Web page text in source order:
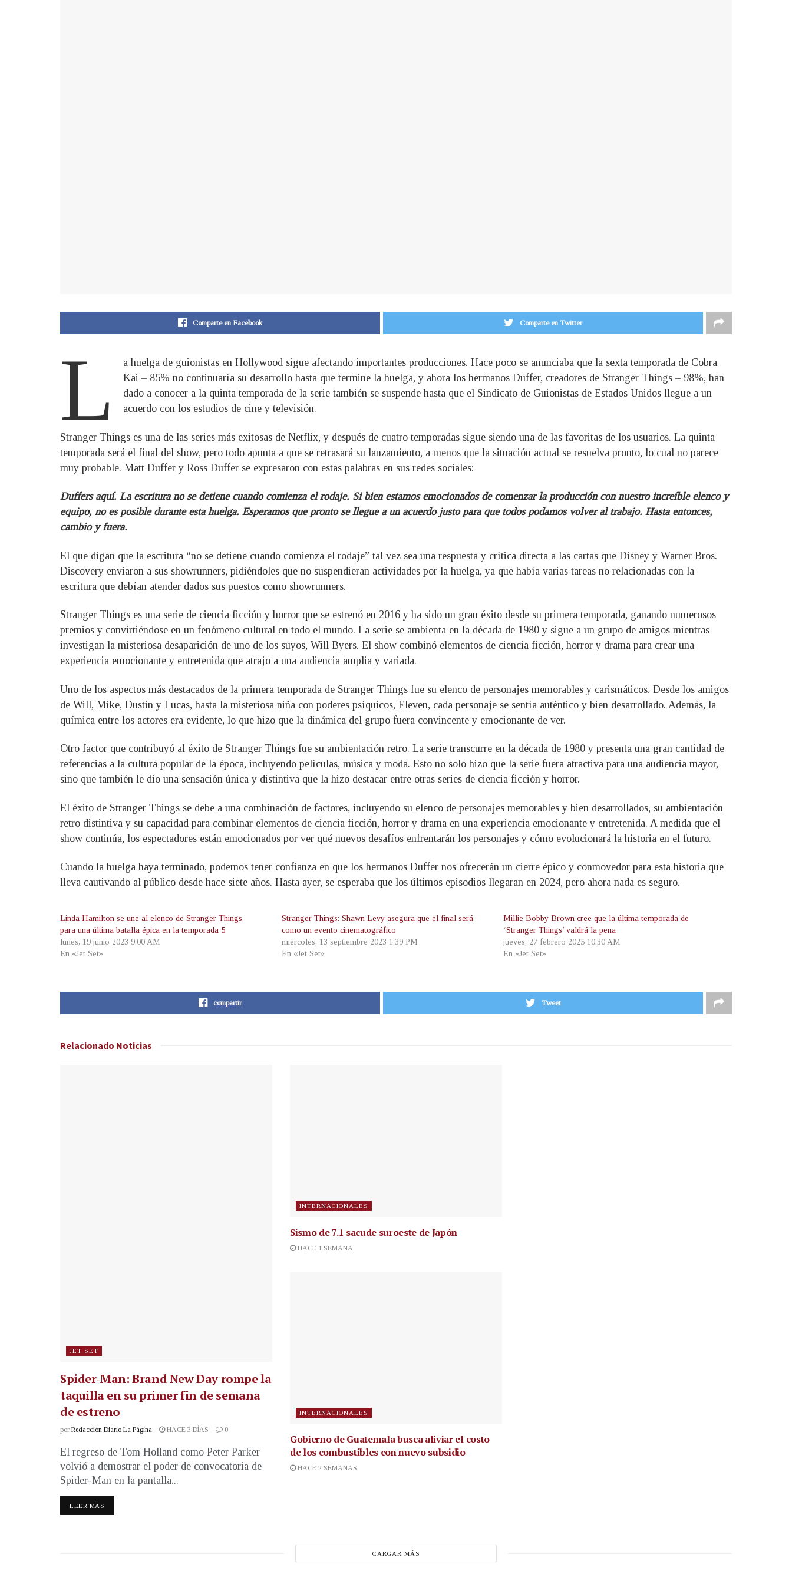
Comparte en Facebook Comparte en Twitter
L
a huelga de guionistas en Hollywood sigue afectando importantes producciones. Hace poco se anunciaba que la sexta temporada de Cobra
Kai – 85% no continuaría su desarrollo hasta que termine la huelga, y ahora los hermanos Duffer, creadores de Stranger Things – 98%, han
dado a conocer a la quinta temporada de la serie también se suspende hasta que el Sindicato de Guionistas de Estados Unidos llegue a un
acuerdo con los estudios de cine y televisión.
Stranger Things es una de las series más exitosas de Netflix, y después de cuatro temporadas sigue siendo una de las favoritas de los usuarios. La quinta
temporada será el final del show, pero todo apunta a que se retrasará su lanzamiento, a menos que la situación actual se resuelva pronto, lo cual no parece
muy probable. Matt Duffer y Ross Duffer se expresaron con estas palabras en sus redes sociales:
Duffers aquí. La escritura no se detiene cuando comienza el rodaje. Si bien estamos emocionados de comenzar la producción con nuestro increíble elenco y
equipo, no es posible durante esta huelga. Esperamos que pronto se llegue a un acuerdo justo para que todos podamos volver al trabajo. Hasta entonces,
cambio y fuera.
El que digan que la escritura “no se detiene cuando comienza el rodaje” tal vez sea una respuesta y crítica directa a las cartas que Disney y Warner Bros.
Discovery enviaron a sus showrunners, pidiéndoles que no suspendieran actividades por la huelga, ya que había varias tareas no relacionadas con la
escritura que debían atender dados sus puestos como showrunners.
Stranger Things es una serie de ciencia ficción y horror que se estrenó en 2016 y ha sido un gran éxito desde su primera temporada, ganando numerosos
premios y convirtiéndose en un fenómeno cultural en todo el mundo. La serie se ambienta en la década de 1980 y sigue a un grupo de amigos mientras
investigan la misteriosa desaparición de uno de los suyos, Will Byers. El show combinó elementos de ciencia ficción, horror y drama para crear una
experiencia emocionante y entretenida que atrajo a una audiencia amplia y variada.
Uno de los aspectos más destacados de la primera temporada de Stranger Things fue su elenco de personajes memorables y carismáticos. Desde los amigos
de Will, Mike, Dustin y Lucas, hasta la misteriosa niña con poderes psíquicos, Eleven, cada personaje se sentía auténtico y bien desarrollado. Además, la
química entre los actores era evidente, lo que hizo que la dinámica del grupo fuera convincente y emocionante de ver.
Otro factor que contribuyó al éxito de Stranger Things fue su ambientación retro. La serie transcurre en la década de 1980 y presenta una gran cantidad de
referencias a la cultura popular de la época, incluyendo películas, música y moda. Esto no solo hizo que la serie fuera atractiva para una audiencia mayor,
sino que también le dio una sensación única y distintiva que la hizo destacar entre otras series de ciencia ficción y horror.
El éxito de Stranger Things se debe a una combinación de factores, incluyendo su elenco de personajes memorables y bien desarrollados, su ambientación
retro distintiva y su capacidad para combinar elementos de ciencia ficción, horror y drama en una experiencia emocionante y entretenida. A medida que el
show continúa, los espectadores están emocionados por ver qué nuevos desafíos enfrentarán los personajes y cómo evolucionará la historia en el futuro.
Cuando la huelga haya terminado, podemos tener confianza en que los hermanos Duffer nos ofrecerán un cierre épico y conmovedor para esta historia que
lleva cautivando al público desde hace siete años. Hasta ayer, se esperaba que los últimos episodios llegaran en 2024, pero ahora nada es seguro.
Linda Hamilton se une al elenco de Stranger Things
para una última batalla épica en la temporada 5
lunes, 19 junio 2023 9:00 AM
En «Jet Set»
Stranger Things: Shawn Levy asegura que el final será
como un evento cinematográfico
miércoles, 13 septiembre 2023 1:39 PM
En «Jet Set»
Millie Bobby Brown cree que la última temporada de
‘Stranger Things’ valdrá la pena
jueves, 27 febrero 2025 10:30 AM
En «Jet Set»
compartir Tweet
Relacionado Noticias
JET SET
Spider-Man: Brand New Day rompe la
taquilla en su primer fin de semana
de estreno
por Redacción Diario La Página HACE 3 DÍAS 0
El regreso de Tom Holland como Peter Parker
volvió a demostrar el poder de convocatoria de
Spider-Man en la pantalla...
LEER MÁS
INTERNACIONALES
Sismo de 7.1 sacude suroeste de Japón
HACE 1 SEMANA
INTERNACIONALES
Gobierno de Guatemala busca aliviar el costo
de los combustibles con nuevo subsidio
HACE 2 SEMANAS
CARGAR MÁS